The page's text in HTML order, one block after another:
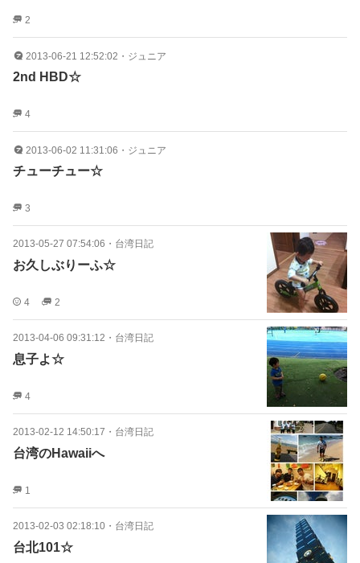
2
2013-06-21 12:52:02 ・ ジュニア
2nd HBD☆
4
2013-06-02 11:31:06 ・ ジュニア
チューチュー☆
3
2013-05-27 07:54:06 ・ 台湾日記
お久しぶりーふ☆
4 2
2013-04-06 09:31:12 ・ 台湾日記
息子よ☆
4
2013-02-12 14:50:17 ・ 台湾日記
台湾のHawaiiへ
1
2013-02-03 02:18:10 ・ 台湾日記
台北101☆